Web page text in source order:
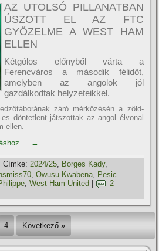
AZ UTOLSÓ PILLANATBAN
ÚSZOTT EL AZ FTC
GYŐZELME A WEST HAM
ELLEN
Kétgólos előnyből várta a
Ferencváros a második félidőt,
amelyben az angolok jól
gazdálkodtak helyzeteikkel.
záró mérkőzésén a zöld-
es döntetlent játszottak az angol élvonal
ellen.
→
Címke: 2024/25 Borges Kady,
,Owusu Kwabena Pesic
,West Ham United
2
4 Következő »